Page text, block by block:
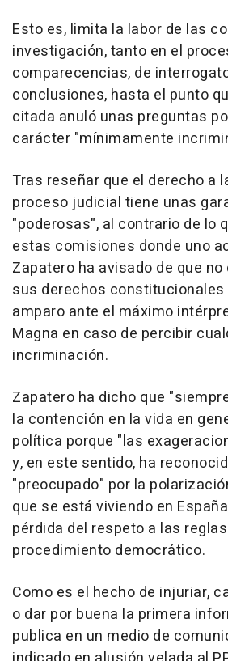
Esto es, limita la labor de las
investigación, tanto en el
comparecencias, de
conclusiones, hasta el punto
citada anuló unas preguntas
carácter "mínimamente
Tras reseñar que el derecho a
proceso judicial tiene unas
"poderosas", al contrario de lo
estas comisiones donde uno
Zapatero ha avisado de que
sus derechos constitucionales
amparo ante el máximo
Magna en caso de percibir
incriminación.
Zapatero ha dicho que
la contención en la vida en
política porque "las
y, en este sentido, ha
"preocupado" por la
que se está viviendo en
pérdida del respeto a las
procedimiento democrático.
Como es el hecho de injuriar,
o dar por buena la primera
publica en un medio de